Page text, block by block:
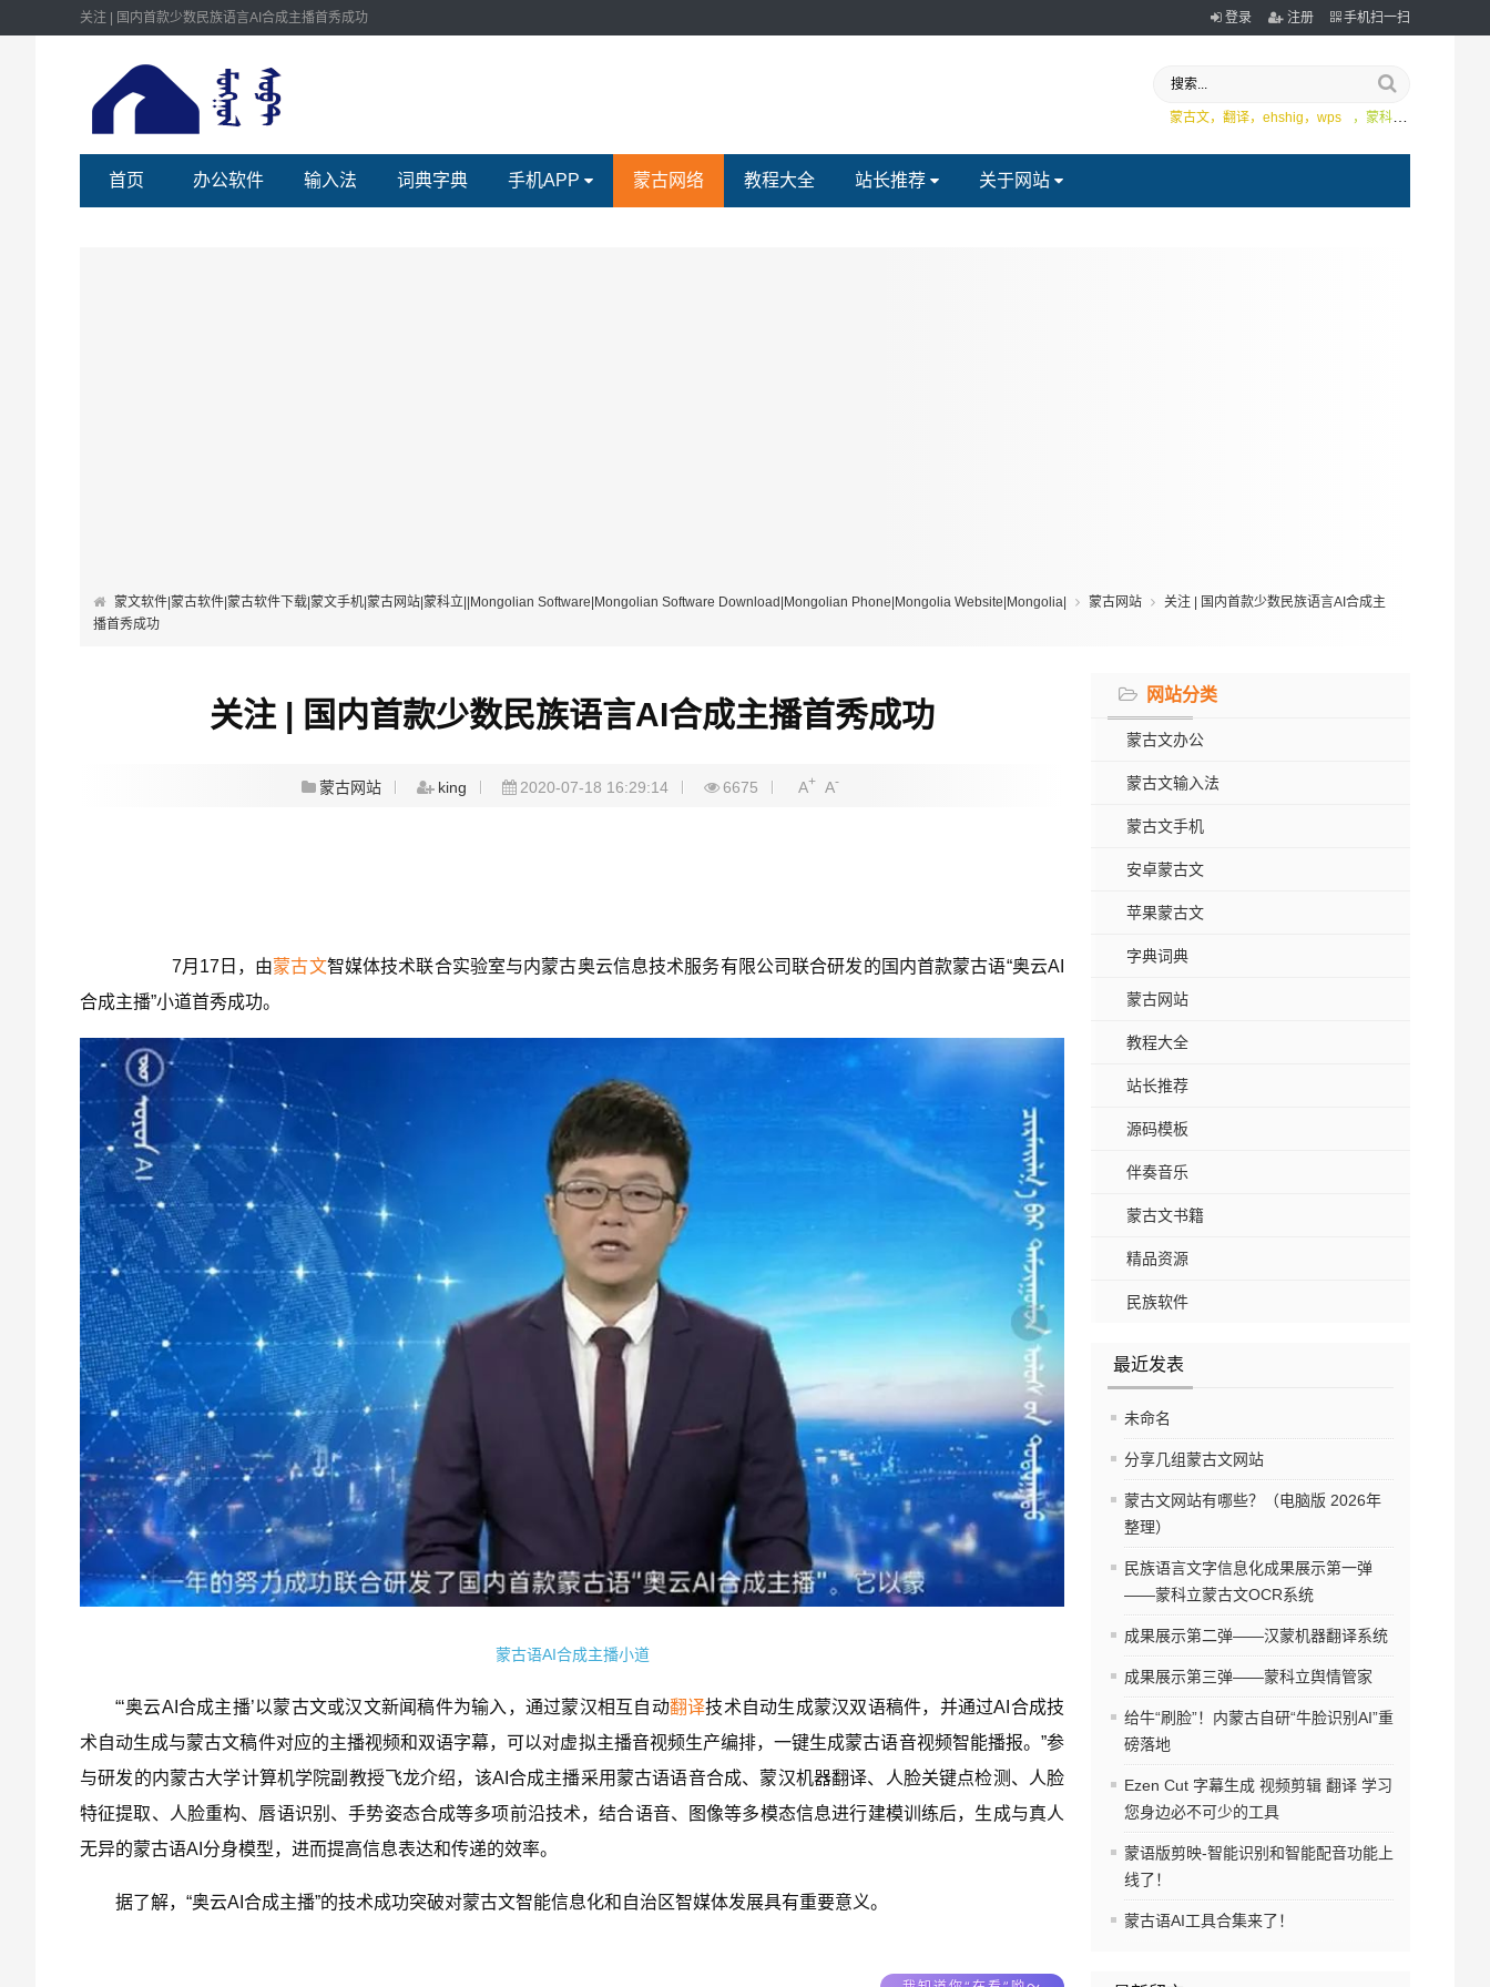
关注 | 国内首款少数民族语言AI合成主播首秀成功 登录 注册 手机扫一扫
蒙古文，翻译，ehshig，wps ，蒙科立
首页 办公软件 输入法 词典字典 手机APP 蒙古网络 教程大全 站长推荐 关于网站
蒙文软件|蒙古软件|蒙古软件下载|蒙文手机|蒙古网站|蒙科立||Mongolian Software|Mongolian Software Download|Mongolian Phone|Mongolia Website|Mongolia| 蒙古网站
关注 | 国内首款少数民族语言AI合成主
播首秀成功
网站分类
蒙古文办公
蒙古文输入法
蒙古文手机
安卓蒙古文
苹果蒙古文
字典词典
蒙古网站
教程大全
站长推荐
源码模板
伴奏音乐
蒙古文书籍
精品资源
民族软件
最近发表
未命名
分享几组蒙古文网站
蒙古文网站有哪些？（电脑版 2026年
整理）
民族语言文字信息化成果展示第一弹
——蒙科立蒙古文OCR系统
成果展示第二弹——汉蒙机器翻译系统
成果展示第三弹——蒙科立舆情管家
给牛“刷脸”！内蒙古自研“牛脸识别AI”重
磅落地
Ezen Cut 字幕生成 视频剪辑 翻译 学习
您身边必不可少的工具
蒙语版剪映-智能识别和智能配音功能上
线了！
蒙古语AI工具合集来了！
关注 | 国内首款少数民族语言AI合成主播首秀成功
蒙古网站 king 2020-07-18 16:29:14 6675 A+ A-
7月17日，由蒙古文智媒体技术联合实验室与内蒙古奥云信息技术服务有限公司联合研发的国内首款蒙古语“奥云AI
合成主播”小道首秀成功。
蒙古语AI合成主播小道
“‘奥云AI合成主播’以蒙古文或汉文新闻稿件为输入，通过蒙汉相互自动翻译技术自动生成蒙汉双语稿件，并通过AI合成技
术自动生成与蒙古文稿件对应的主播视频和双语字幕，可以对虚拟主播音视频生产编排，一键生成蒙古语音视频智能播报。”参
与研发的内蒙古大学计算机学院副教授飞龙介绍，该AI合成主播采用蒙古语语音合成、蒙汉机器翻译、人脸关键点检测、人脸
特征提取、人脸重构、唇语识别、手势姿态合成等多项前沿技术，结合语音、图像等多模态信息进行建模训练后，生成与真人
无异的蒙古语AI分身模型，进而提高信息表达和传递的效率。
据了解，“奥云AI合成主播”的技术成功突破对蒙古文智能信息化和自治区智媒体发展具有重要意义。